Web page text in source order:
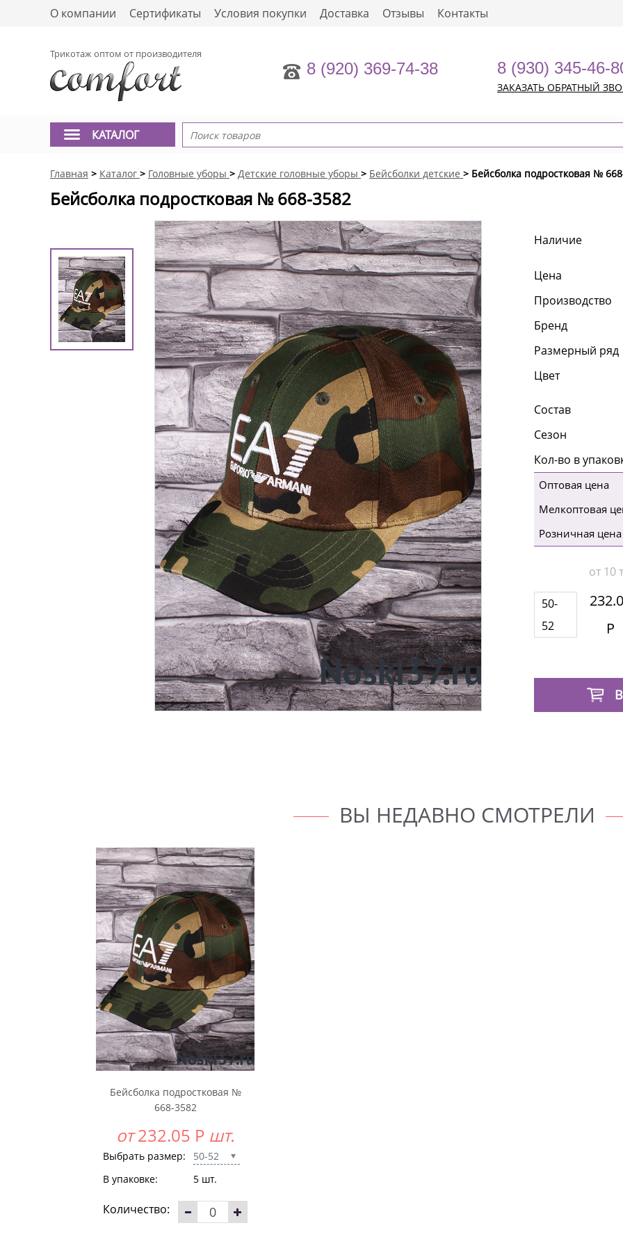
О компании Сертификаты Условия покупки Доставка Отзывы Контакты
Трикотаж оптом от производителя
8 (920) 369-74-38 8 (930) 345-46-
ЗАКАЗАТЬ ОБРАТНЫЙ
КАТАЛОГ
Главная > Каталог > Головные уборы > Детские головные уборы > Бейсболки детские > Бейсболка подростковая №
Бейсболка подростковая № 668-3582
Наличие
Цена
Производство
Бренд
Размерный ряд
Цвет
Состав
Сезон
Кол-во в
Оптовая цена
Мелкоптовая
Розничная цена
от 10
50-
52
Р
ВЫ НЕДАВНО СМОТРЕЛИ
Бейсболка подростковая №
668-3582
от 232.05 Р шт.
Выбрать размер:
50-52
В упаковке:
5 шт.
Количество: